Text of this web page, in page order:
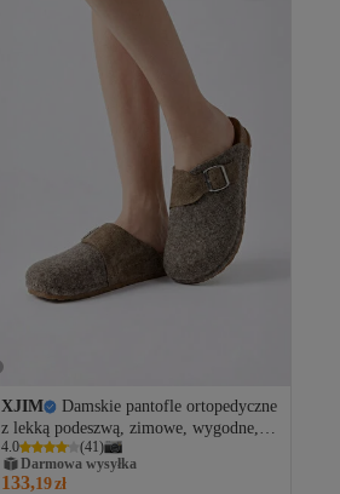
XJIM
Damskie pantofle ortopedyczne
z lekką podeszwą, zimowe, wygodne,
na co dzień, z antypoślizgową
podeszwą, komfortowe
4.0 (41)
Darmowa wysyłka
133,19zł